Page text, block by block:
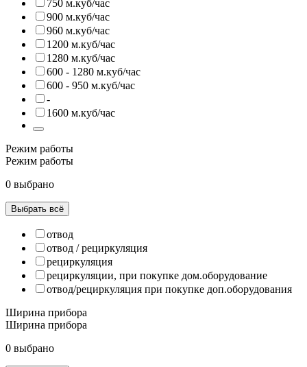
750 м.куб/час
900 м.куб/час
960 м.куб/час
1200 м.куб/час
1280 м.куб/час
600 - 1280 м.куб/час
600 - 950 м.куб/час
-
1600 м.куб/час
Режим работы
Режим работы
0 выбрано
Выбрать всё
отвод
отвод / рециркуляция
рециркуляция
рециркуляции, при покупке дом.оборудование
отвод/рециркуляция при покупке доп.оборудования
Ширина прибора
Ширина прибора
0 выбрано